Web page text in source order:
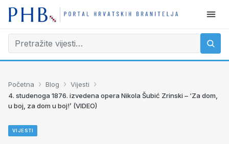
Početna › Blog › Vijesti ›
4. studenoga 1876. izvedena opera Nikola Šubić Zrinski – ‘Za dom,
u boj, za dom u boj!’ (VIDEO)
VIJESTI